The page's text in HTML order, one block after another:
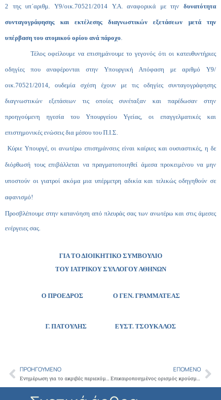
2 της υπ΄αριθμ. Υ9/οικ.70521/2014 Υ.Α. αναφορικά με την δυνατότητα
συνταγογράφησης και εκτέλεσης διαγνωστικών εξετάσεων μετά την
υπέρβαση του ατομικού ορίου ανά πάροχο.
Τέλος οφείλουμε να επισημάνουμε το γεγονός ότι οι κατευθυντήριες
οδηγίες που αναφέρονται στην Υπουργική Απόφαση με αριθμό Υ9/
οικ.70521/2014, ουδεμία σχέση έχουν με τις οδηγίες συνταγογράφησης
διαγνωστικών εξετάσεων τις οποίες συνέταξαν και παρέδωσαν στην
προηγούμενη ηγεσία του Υπουργείου Υγείας, οι επαγγελματικές και
επιστημονικές ενώσεις δια μέσου του Π.Ι.Σ.
Κύριε Υπουργέ,οι ανωτέρω επισημάνσεις είναι καίριες και ουσιαστικές, η δε
διόρθωσή τους επιβάλλεται να πραγματοποιηθεί άμεσα προκειμένου να μην
υποστούν οι γιατροί ακόμα μια υπέρμετρη αδικία και τελικώς οδηγηθούν σε
αφανισμό!
Προσβλέπουμε στην κατανόηση από πλευράς σας των ανωτέρω και στις άμεσες
ενέργειες σας.
ΓΙΑ ΤΟ ΔΙΟΙΚΗΤΙΚΟ ΣΥΜΒΟΥΛΙΟ
ΤΟΥ ΙΑΤΡΙΚΟΥ ΣΥΛΛΟΓΟΥ ΑΘΗΝΩΝ
Ο ΠΡΟΕΔΡΟΣ Ο ΓΕΝ. ΓΡΑΜΜΑΤΕΑΣ
Γ. ΠΑΤΟΥΛΗΣ ΕΥΣΤ. ΤΣΟΥΚΑΛΟΣ
Prev
ΠΡΟΗΓΟΎΜΕΝΟ
Ενημέρωση για το ακριβές περιεχόμενο της απόφασης της Επιτροπής Αναστολών του Συμβουλίου της Επικρατείας (Ολομ) 274/2014
ΕΠΌΜΕΝΟ
Επικαιροποιημένος ορισμός κρούσματος ΚΕΕΛΠΝΟ για τον αιμορραγικό πυρετό ebola